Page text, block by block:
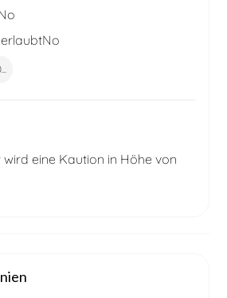
No
wird eine Kaution in Höhe von